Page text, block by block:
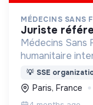
MÉDECINS SANS
juriste
Médecins Sans
humanitaire
médicale à des
menacée.
💡 SSE
Paris, France